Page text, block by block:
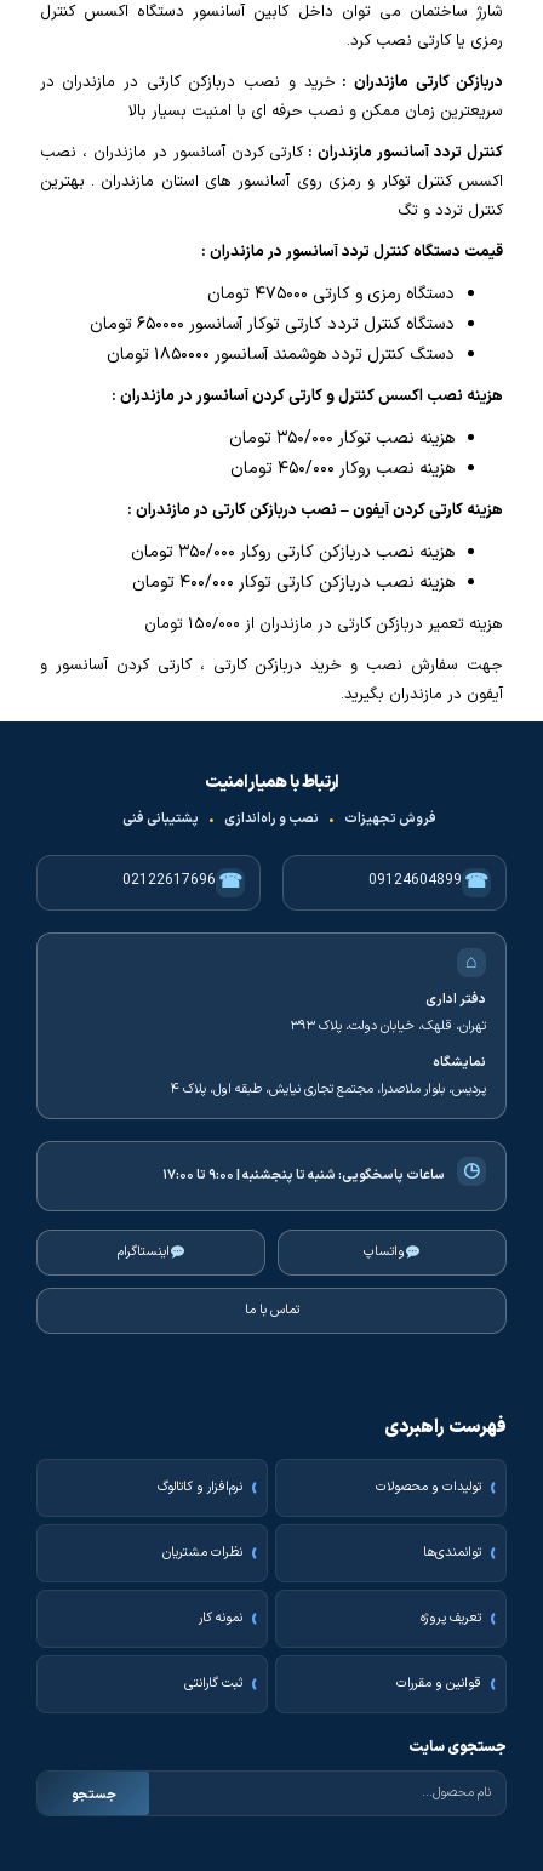
شارژ ساختمان می توان داخل کابین آسانسور دستگاه اکسس کنترل
رمزی یا کارتی نصب کرد.
دربازکن کارتی مازندران : خرید و نصب دربازکن کارتی در مازندران در
سریعترین زمان ممکن و نصب حرفه ای با امنیت بسیار بالا
کنترل تردد آسانسور مازندران :کارتی کردن آسانسور در مازندران ، نصب
اکسس کنترل توکار و رمزی روی آسانسور های استان مازندران . بهترین
کنترل تردد و تگ
قیمت دستگاه کنترل تردد آسانسور در مازندران :
دستگاه رمزی و کارتی ۴۷۵۰۰۰ تومان
دستگاه کنترل تردد کارتی توکار آسانسور ۶۵۰۰۰۰ تومان
دستگ کنترل تردد هوشمند آسانسور ۱۸۵۰۰۰۰ تومان
هزینه نصب اکسس کنترل و کارتی کردن آسانسور در مازندران :
هزینه نصب توکار ۳۵۰/۰۰۰ تومان
هزینه نصب روکار ۴۵۰/۰۰۰ تومان
هزینه کارتی کردن آیفون – نصب دربازکن کارتی در مازندران :
هزینه نصب دربازکن کارتی روکار ۳۵۰/۰۰۰ تومان
هزینه نصب دربازکن کارتی توکار ۴۰۰/۰۰۰ تومان
هزینه تعمیر دربازکن کارتی در مازندران از ۱۵۰/۰۰۰ تومان
جهت سفارش نصب و خرید دربازکن کارتی ، کارتی کردن آسانسور و
آیفون در مازندران بگیرید.
ارتباط با همیار امنیت
فروش تجهیزات • نصب و راه‌اندازی • پشتیبانی فنی
☎
09124604899
☎
02122617696
⌂
دفتر اداری
تهران، قلهک، خیابان دولت، پلاک ۳۹۳
نمایشگاه
پردیس، بلوار ملاصدرا، مجتمع تجاری نیایش، طبقه اول، پلاک ۴
◷ ساعات پاسخگویی:شنبه تا پنجشنبه | ۹:۰۰ تا ۱۷:۰۰
واتساپ اینستاگرام
تماس با ما
فهرست راهبردی
تولیدات و محصولات نرم‌افزار و کاتالوگ
توانمندی‌ها نظرات مشتریان
تعریف پروژه نمونه کار
قوانین و مقررات ثبت گارانتی
جستجوی سایت
جستجو